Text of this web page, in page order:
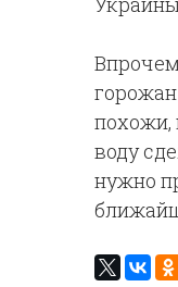
горожан
похожи,
воду
нужно